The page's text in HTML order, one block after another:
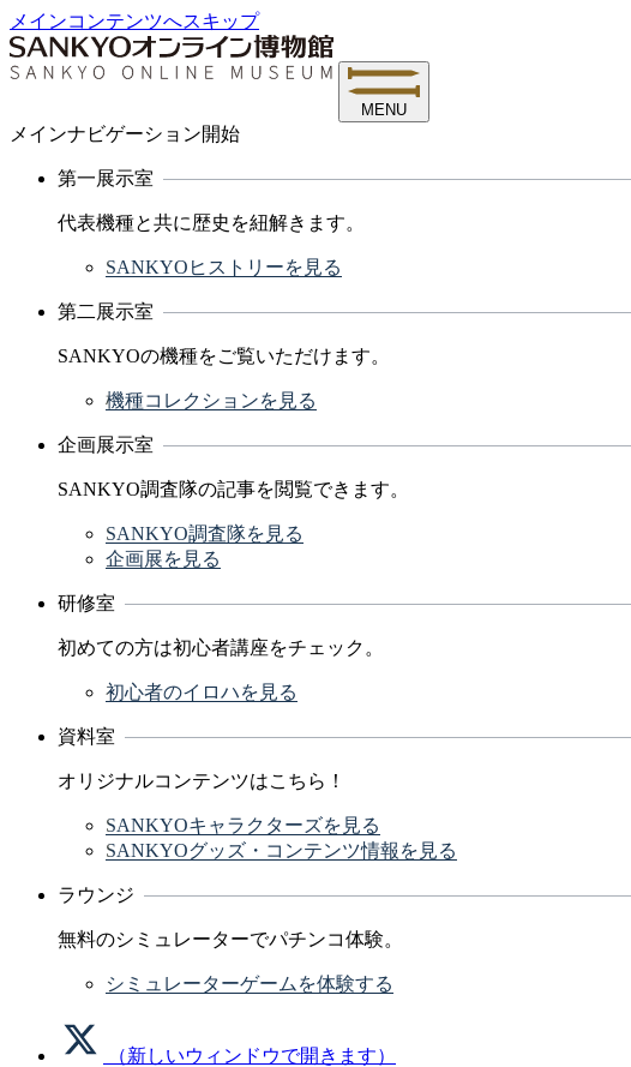
メインコンテンツへスキップ
MENU
メインナビゲーション開始
第一展示室
代表機種と共に歴史を紐解きます。
SANKYOヒストリーを見る
第二展示室
SANKYOの機種をご覧いただけます。
機種コレクションを見る
企画展示室
SANKYO調査隊の記事を閲覧できます。
SANKYO調査隊を見る
企画展を見る
研修室
初めての方は初心者講座をチェック。
初心者のイロハを見る
資料室
オリジナルコンテンツはこちら！
SANKYOキャラクターズを見る
SANKYOグッズ・コンテンツ情報を見る
ラウンジ
無料のシミュレーターでパチンコ体験。
シミュレーターゲームを体験する
（新しいウィンドウで開きます）